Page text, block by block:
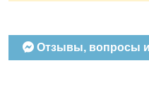
Отзывы, вопросы